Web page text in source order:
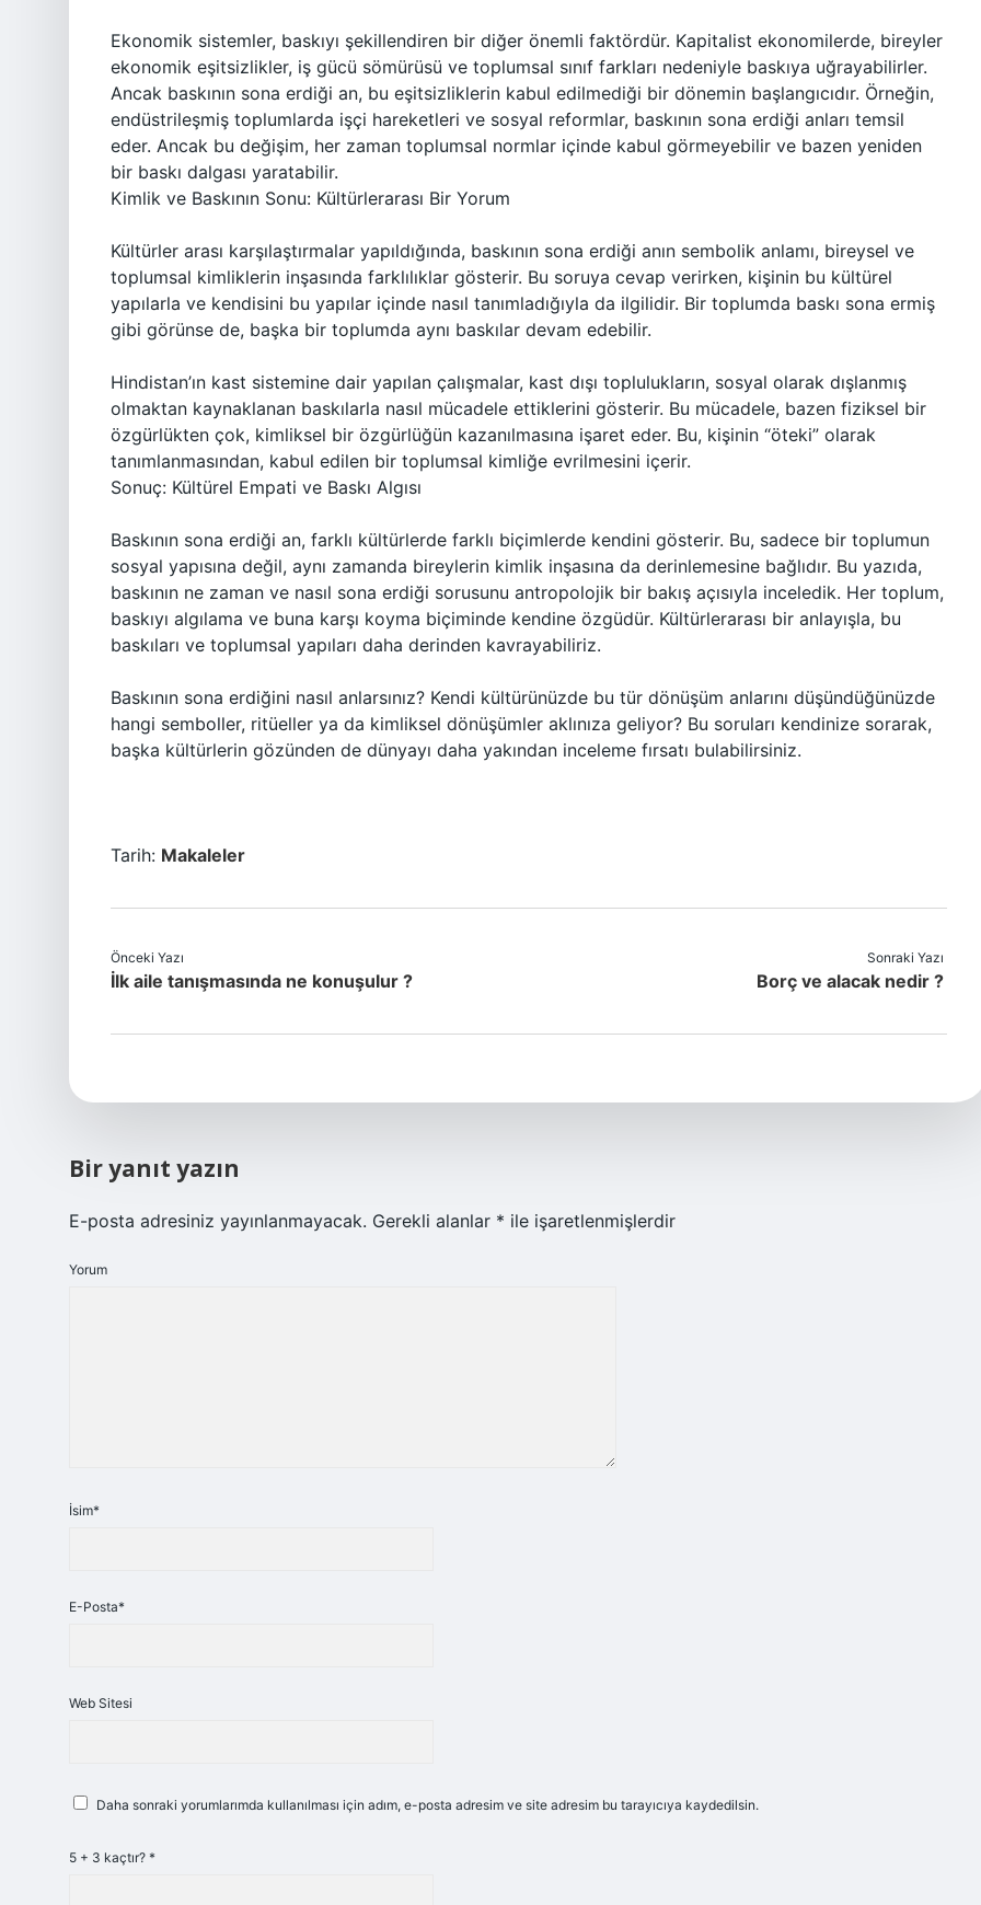
Ekonomik sistemler, baskıyı şekillendiren bir diğer önemli faktördür. Kapitalist ekonomilerde, bireyler
ekonomik eşitsizlikler, iş gücü sömürüsü ve toplumsal sınıf farkları nedeniyle baskıya uğrayabilirler.
Ancak baskının sona erdiği an, bu eşitsizliklerin kabul edilmediği bir dönemin başlangıcıdır. Örneğin,
endüstrileşmiş toplumlarda işçi hareketleri ve sosyal reformlar, baskının sona erdiği anları temsil
eder. Ancak bu değişim, her zaman toplumsal normlar içinde kabul görmeyebilir ve bazen yeniden
bir baskı dalgası yaratabilir.
Kimlik ve Baskının Sonu: Kültürlerarası Bir Yorum
Kültürler arası karşılaştırmalar yapıldığında, baskının sona erdiği anın sembolik anlamı, bireysel ve
toplumsal kimliklerin inşasında farklılıklar gösterir. Bu soruya cevap verirken, kişinin bu kültürel
yapılarla ve kendisini bu yapılar içinde nasıl tanımladığıyla da ilgilidir. Bir toplumda baskı sona ermiş
gibi görünse de, başka bir toplumda aynı baskılar devam edebilir.
Hindistan’ın kast sistemine dair yapılan çalışmalar, kast dışı toplulukların, sosyal olarak dışlanmış
olmaktan kaynaklanan baskılarla nasıl mücadele ettiklerini gösterir. Bu mücadele, bazen fiziksel bir
özgürlükten çok, kimliksel bir özgürlüğün kazanılmasına işaret eder. Bu, kişinin “öteki” olarak
tanımlanmasından, kabul edilen bir toplumsal kimliğe evrilmesini içerir.
Sonuç: Kültürel Empati ve Baskı Algısı
Baskının sona erdiği an, farklı kültürlerde farklı biçimlerde kendini gösterir. Bu, sadece bir toplumun
sosyal yapısına değil, aynı zamanda bireylerin kimlik inşasına da derinlemesine bağlıdır. Bu yazıda,
baskının ne zaman ve nasıl sona erdiği sorusunu antropolojik bir bakış açısıyla inceledik. Her toplum,
baskıyı algılama ve buna karşı koyma biçiminde kendine özgüdür. Kültürlerarası bir anlayışla, bu
baskıları ve toplumsal yapıları daha derinden kavrayabiliriz.
Baskının sona erdiğini nasıl anlarsınız? Kendi kültürünüzde bu tür dönüşüm anlarını düşündüğünüzde
hangi semboller, ritüeller ya da kimliksel dönüşümler aklınıza geliyor? Bu soruları kendinize sorarak,
başka kültürlerin gözünden de dünyayı daha yakından inceleme fırsatı bulabilirsiniz.
Tarih: Makaleler
Önceki Yazı
İlk aile tanışmasında ne konuşulur ?
Sonraki Yazı
Borç ve alacak nedir ?
Bir yanıt yazın
E-posta adresiniz yayınlanmayacak. Gerekli alanlar * ile işaretlenmişlerdir
Yorum
İsim*
E-Posta*
Web Sitesi
Daha sonraki yorumlarımda kullanılması için adım, e-posta adresim ve site adresim bu tarayıcıya kaydedilsin.
5 + 3 kaçtır? *